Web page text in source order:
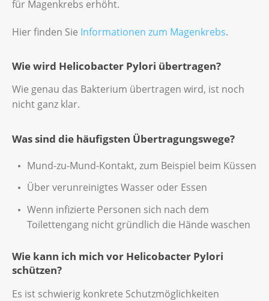
für Magenkrebs erhöht.
Hier finden Sie Informationen zum Magenkrebs.
Wie wird Helicobacter Pylori übertragen?
Wie genau das Bakterium übertragen wird, ist noch
nicht ganz klar.
Was sind die häufigsten Übertragungswege?
Mund-zu-Mund-Kontakt, zum Beispiel beim Küssen
Über verunreinigtes Wasser oder Essen
Wenn infizierte Personen sich nach dem
Toilettengang nicht gründlich die Hände waschen
Wie kann ich mich vor Helicobacter Pylori
schützen?
Es ist schwierig konkrete Schutzmöglichkeiten